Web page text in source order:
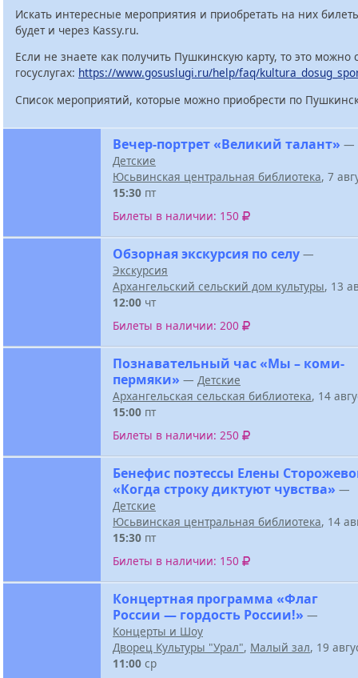
Искать интересные мероприятия и приобретать на них
будет и через Kassy.ru.
Если не знаете как получить Пушкинскую карту, то это можно
госуслугах: https://www.gosuslugi.ru/help/faq/
Список мероприятий, которые можно приобрести по
Вечер-портрет «Великий талант» —
Детские
Юсьвинская центральная библиотека, 7
15:30 пт
Билеты в наличии: 150
Обзорная экскурсия по селу —
Экскурсия
Архангельский сельский дом культуры, 13
12:00 чт
Билеты в наличии: 200
Познавательный час «Мы – коми-
пермяки» — Детские
Архангельская сельская библиотека, 14
15:00 пт
Билеты в наличии: 250
Бенефис поэтессы Елены
«Когда строку диктуют чувства» —
Детские
Юсьвинская центральная библиотека, 14
15:30 пт
Билеты в наличии: 150
Концертная программа «Флаг
России — гордость России!» —
Концерты и Шоу
Дворец Культуры "Урал", Малый зал, 19
11:00 ср